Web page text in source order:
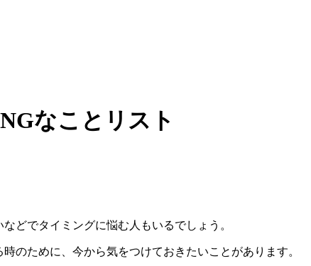
なことリスト
どでタイミングに悩む人もいるでしょう。
のために、今から気をつけておきたいことがあります。